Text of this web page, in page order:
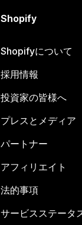
Shopify
Shopifyについて
採用情報
投資家の皆様へ
プレスとメディア
パートナー
アフィリエイト
法的事項
サービスステータ